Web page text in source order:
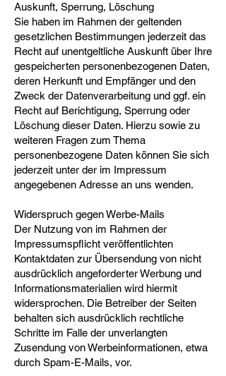
Auskunft, Sperrung, Löschung
Sie haben im Rahmen der geltenden
gesetzlichen Bestimmungen jederzeit das
Recht auf unentgeltliche Auskunft über Ihre
gespeicherten personenbezogenen Daten,
deren Herkunft und Empfänger und den
Zweck der Datenverarbeitung und ggf. ein
Recht auf Berichtigung, Sperrung oder
Löschung dieser Daten. Hierzu sowie zu
weiteren Fragen zum Thema
personenbezogene Daten können Sie sich
jederzeit unter der im Impressum
angegebenen Adresse an uns wenden.
Widerspruch gegen Werbe-Mails
Der Nutzung von im Rahmen der
Impressumspflicht veröffentlichten
Kontaktdaten zur Übersendung von nicht
ausdrücklich angeforderter Werbung und
Informationsmaterialien wird hiermit
widersprochen. Die Betreiber der Seiten
behalten sich ausdrücklich rechtliche
Schritte im Falle der unverlangten
Zusendung von Werbeinformationen, etwa
durch Spam-E-Mails, vor.